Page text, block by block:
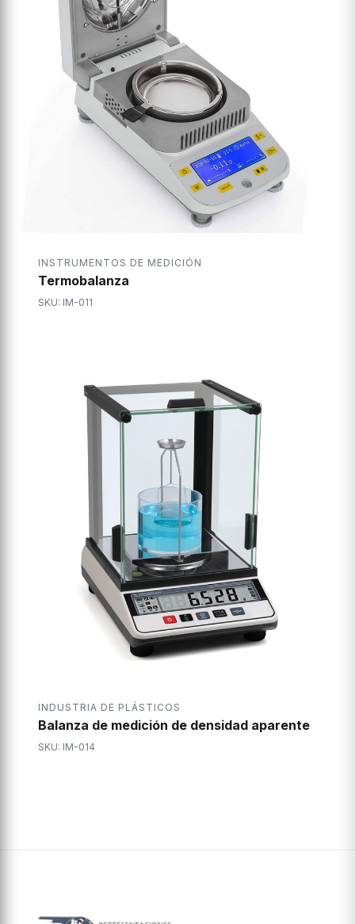
INSTRUMENTOS DE MEDICIÓN
Termobalanza
SKU: IM-011
INDUSTRIA DE PLÁSTICOS
Balanza de medición de densidad aparente
SKU: IM-014